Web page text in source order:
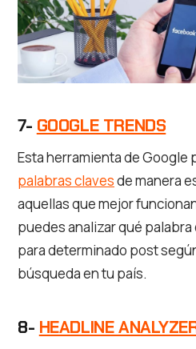
7- GOOGLE TRENDS
Esta herramienta de Google
palabras clavesde manera
aquellas que mejor
puedes analizar qué
para determinado post
búsqueda en tu país.
8- HEADLINE